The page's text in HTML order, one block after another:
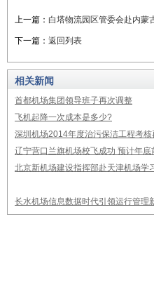
上一篇： 白塔物流园区管委会赴内蒙
下一篇： 返回列表
相关新闻
首都机场集团领导班子再次调整
飞机起降一次成本是多少?
深圳机场2014年度治污保洁工程考核
辽宁营口兰旗机场校飞成功 预计年底
北京新机场建设指挥部赴天津机场学
长水机场信息数据时代引领运行管理